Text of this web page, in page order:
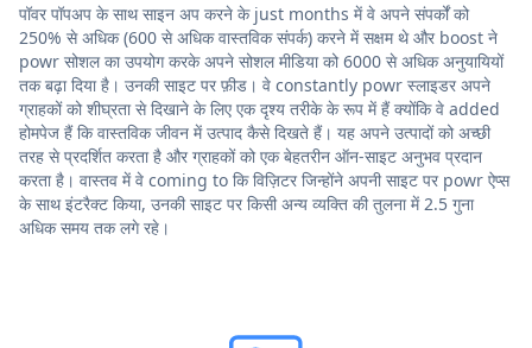
पॉवर पॉपअप के साथ साइन अप करने के just months में वे अपने संपर्कों को
250% से अधिक (600 से अधिक वास्तविक संपर्क) करने में सक्षम थे और boost ने
powr सोशल का उपयोग करके अपने सोशल मीडिया को 6000 से अधिक अनुयायियों
तक बढ़ा दिया है। उनकी साइट पर फ़ीड। वे constantly powr स्लाइडर अपने
ग्राहकों को शीघ्रता से दिखाने के लिए एक दृश्य तरीके के रूप में हैं क्योंकि वे added
होमपेज हैं कि वास्तविक जीवन में उत्पाद कैसे दिखते हैं। यह अपने उत्पादों को अच्छी
तरह से प्रदर्शित करता है और ग्राहकों को एक बेहतरीन ऑन-साइट अनुभव प्रदान
करता है। वास्तव में वे coming to कि विज़िटर जिन्होंने अपनी साइट पर powr ऐप्स
के साथ इंटरैक्ट किया, उनकी साइट पर किसी अन्य व्यक्ति की तुलना में 2.5 गुना
अधिक समय तक लगे रहे।